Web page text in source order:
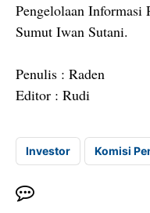
Pengelolaan
Sumut Iwan Sutani.
Penulis : Raden
Editor : Rudi
Investor Komisi